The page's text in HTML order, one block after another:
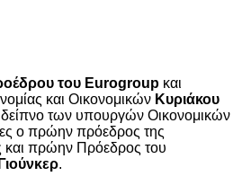
του Eurogroup και
και Οικονομικών Κυριάκου
των υπουργών Οικονομικών
ο πρώην πρόεδρος της
πρώην Πρόεδρος του
.